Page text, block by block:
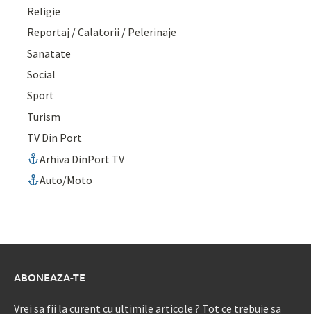
Religie
Reportaj / Calatorii / Pelerinaje
Sanatate
Social
Sport
Turism
TV Din Port
Arhiva DinPort TV
Auto/Moto
ABONEAZA-TE
Vrei sa fii la curent cu ultimile articole ? Tot ce trebuie sa